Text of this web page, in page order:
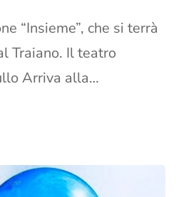
“Insieme”, che si terrà
Traiano. Il teatro
Arriva alla…